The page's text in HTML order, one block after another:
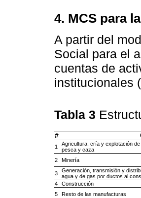
4. MCS para
A partir del
Social para el
cuentas de
institucionales (
Tabla 3
#
1
Agricultura, cría y explotación
pesca y caza
2
Minería
3
Generación, transmisión y
agua y de gas por ductos al
4
Construcción
5
Resto de las manufacturas